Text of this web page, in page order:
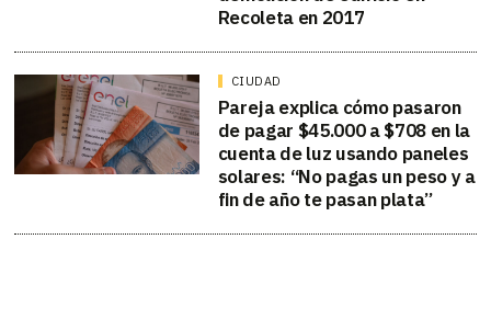
Recoleta en 2017
CIUDAD
Pareja explica cómo pasaron
de pagar $45.000 a $708 en la
cuenta de luz usando paneles
solares: “No pagas un peso y a
fin de año te pasan plata”